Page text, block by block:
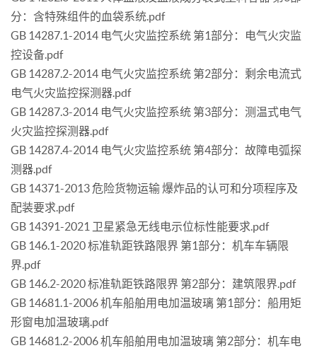
分：含特殊组件的血袋系统.pdf
GB 14287.1-2014 电气火灾监控系统 第1部分：电气火灾监
控设备.pdf
GB 14287.2-2014 电气火灾监控系统 第2部分：剩余电流式
电气火灾监控探测器.pdf
GB 14287.3-2014 电气火灾监控系统 第3部分：测温式电气
火灾监控探测器.pdf
GB 14287.4-2014 电气火灾监控系统 第4部分：故障电弧探
测器.pdf
GB 14371-2013 危险货物运输 爆炸品的认可和分项程序及
配装要求.pdf
GB 14391-2021 卫星紧急无线电示位标性能要求.pdf
GB 146.1-2020 标准轨距铁路限界 第1部分：机车车辆限
界.pdf
GB 146.2-2020 标准轨距铁路限界 第2部分：建筑限界.pdf
GB 14681.1-2006 机车船舶用电加温玻璃 第1部分：船用矩
形窗电加温玻璃.pdf
GB 14681.2-2006 机车船舶用电加温玻璃 第2部分：机车电